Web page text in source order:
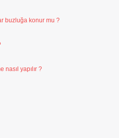
buzluğa konur mu ?
nasıl yapılır ?